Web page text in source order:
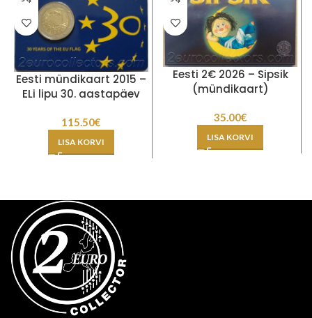
Eesti mündikaart 2015 –
ELi lipu 30. aastapäev
115.50€
LISA KORVI
Eesti 2€ 2026 – Sipsik
(mündikaart)
35.00€
LISA KORVI